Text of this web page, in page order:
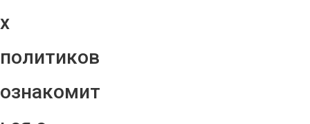
х
политиков
ознакомит